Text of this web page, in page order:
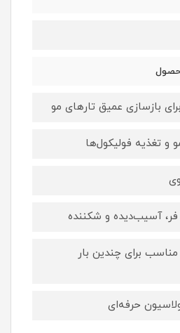
بازسازی عمیق تارهای مو
و تغذیه فولیکول‌ها
آسیب‌دیده و شکننده
مناسب برای چندین بار
حرفه‌ای